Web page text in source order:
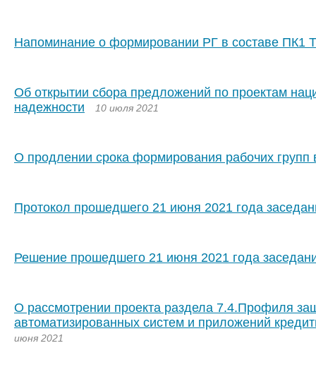
Напоминание о формировании РГ в составе ПК1
Об открытии сбора предложений по проектам
надежности
10 июля 2021
О продлении срока формирования рабочих
Протокол прошедшего 21 июня 2021 года
Решение прошедшего 21 июня 2021 года
О рассмотрении проекта раздела 7.4.Профиля
автоматизированных систем и приложений
июня 2021